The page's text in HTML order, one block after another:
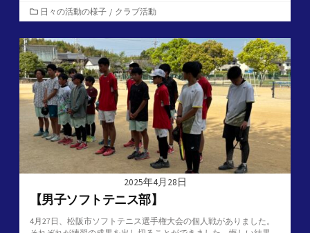
カ
テ
ゴ
リ
ー
日々の活動の様子 / クラブ活動
2025年4月28日
【男子ソフトテニス部】
4月27日、松阪市ソフトテニス選手権大会の個人戦がありました。